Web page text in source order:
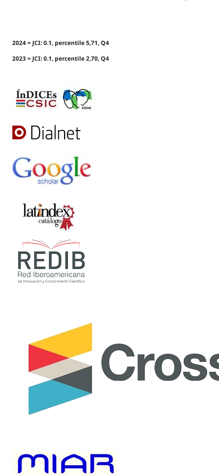
2024 = JCI: 0.1, percentile 5,71, Q4
2023 = JCI: 0.1, percentile 2,70, Q4